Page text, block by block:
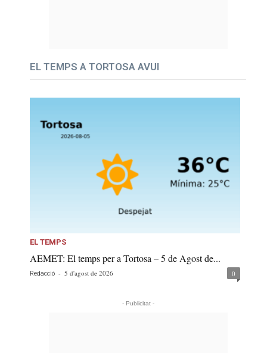
EL TEMPS A TORTOSA AVUI
EL TEMPS
AEMET: El temps per a Tortosa – 5 de Agost de...
Redacció - 5 d'agost de 2026 0
- Publicitat -